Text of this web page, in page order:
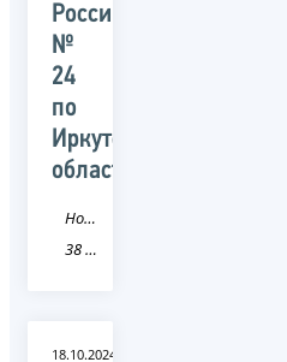
России
№
24
по
Иркутской
области
Новость
38 Иркутская область
18.10.2024